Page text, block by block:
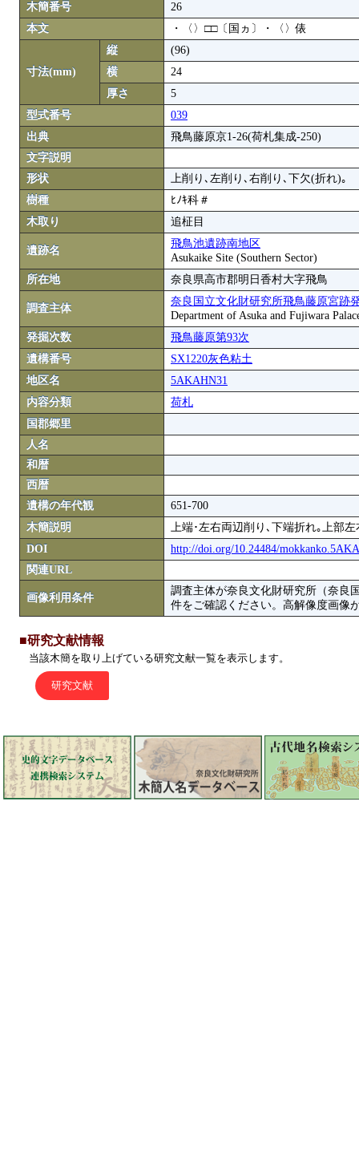
木簡番号
26
本文
・〈〉□□〔国ヵ〕・〈〉俵
寸法(mm)
縦
(96)
横
24
厚さ
5
型式番号
039
出典
飛鳥藤原京1-26(荷札集成-250)
文字説明
形状
上削り､左削り､右削り､下欠(折れ)｡
樹種
ﾋﾉｷ科＃
木取り
追柾目
遺跡名
飛鳥池遺跡南地区
Asukaike Site (Southern Sector)
所在地
奈良県高市郡明日香村大字飛鳥
調査主体
奈良国立文化財研究所飛鳥藤原宮跡
Department of Asuka and Fujiwara
発掘次数
飛鳥藤原第93次
遺構番号
SX1220灰色粘土
地区名
5AKAHN31
内容分類
荷札
国郡郷里
人名
和暦
西暦
遺構の年代観
651-700
木簡説明
上端･左右両辺削り､下端折れ｡上部
DOI
http://doi.org/10.24484/
関連URL
画像利用条件
調査主体が奈良文化財研究所（奈良
件をご確認ください。高解像度画像
■研究文献情報
当該木簡を取り上げている研究文献一覧を表示します。
研究文献